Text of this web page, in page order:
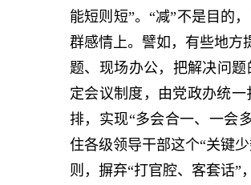
能短则短”。“减”不是目的
群感情上。譬如，有些地方
题、现场办公，把解决问
定会议制度，由党政办统
排，实现“多会合一、一会
住各级领导干部这个“关键
则，摒弃“打官腔、客套话”